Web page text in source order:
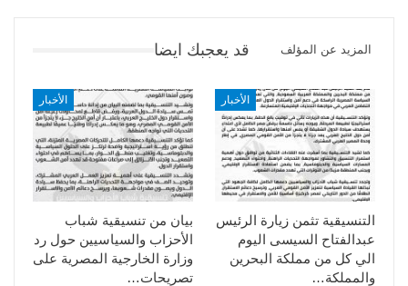
قد يعجبك ايضا المزيد عن المؤلف
الأخبار
بيان من تنسيقية شباب
الأحزاب والسياسيين حول رد
وزارة الخارجية المصرية على
تصريحات…
الأخبار
التنسيقية تثمن زيارة الرئيس
عبدالفتاح السيسى اليوم
الي كل من مملكة البحرين
والمملكة…